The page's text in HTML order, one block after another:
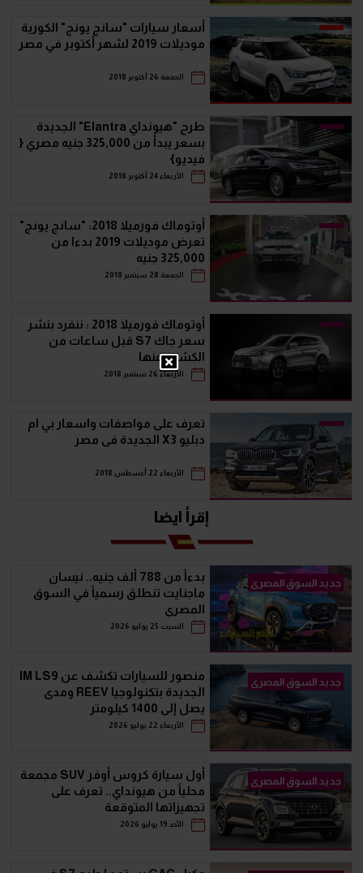
أسعار سيارات "سانج يونج" الكورية
موديلات 2019 لشهر أكتوبر في مصر
الجمعة 26 أكتوبر 2018
طرح "هيونداي Elantra" الجديدة
بسعر يبدأ من 325,000 جنيه مصري {
فيديو}
الأربعاء 24 أكتوبر 2018
أوتوماك فورميلا 2018: "سانج يونج"
تعرض موديلات 2019 بدءا من
325,000 جنيه
الجمعة 28 سبتمبر 2018
أوتوماك فورميلا 2018 : ننفرد بنشر
سعر جاك S7 قبل ساعات من
الكشف عنها
الأربعاء 26 سبتمبر 2018
تعرف على مواصفات واسعار بي ام
دبليو X3 الجديدة فى مصر
الأربعاء 22 أغسطس 2018
إقرأ ايضا
جديد السوق المصرى
بدءاً من 788 ألف جنيه.. نيسان
ماجنايت تنطلق رسمياً في السوق
المصري
السبت 25 يوليو 2026
جديد السوق المصرى
منصور للسيارات تكشف عن IM LS9
الجديدة بتكنولوجيا REEV ومدى
يصل إلى 1400 كيلومتر
الأربعاء 22 يوليو 2026
جديد السوق المصرى
أول سيارة كروس أوفر SUV مجمعة
محلياً من هيونداي.. تعرف على
تجهيزاتها المتوقعة
الأحد 19 يوليو 2026